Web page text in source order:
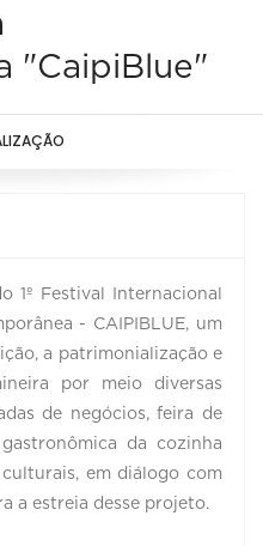
"CaipiBlue"
1º Festival Internacional
- CAIPIBLUE, um
a patrimonialização e
por meio diversas
de negócios, feira de
da cozinha
em diálogo com
a estreia desse projeto.